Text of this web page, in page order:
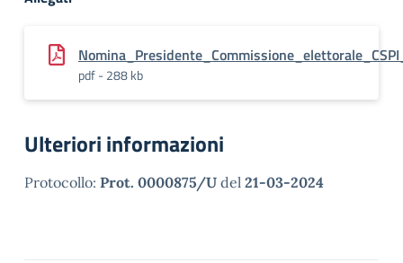
pdf - 288 kb
Ulteriori informazioni
Protocollo: Prot. 0000875/U del 21-03-2024